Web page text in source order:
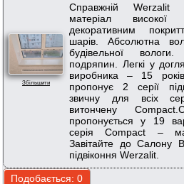
Збільшити
Справжній Werzalit
матеріал високої
декоративним
шарів. Абсолютна
будівельної
подряпин. Легкі у
виробника – 15
пропонує 2 серії
звичну для всіх
витончену
пропонується у 19
серія Compact –
Завітайте до Салону
підвіконня Werzalit.